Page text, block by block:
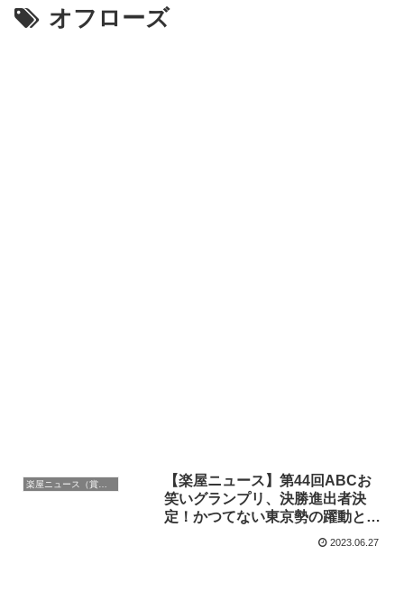
オフローズ
楽屋ニュース（賞レース）
【楽屋ニュース】第44回ABCお
笑いグランプリ、決勝進出者決
定！かつてない東京勢の躍動と、
2023.06.27